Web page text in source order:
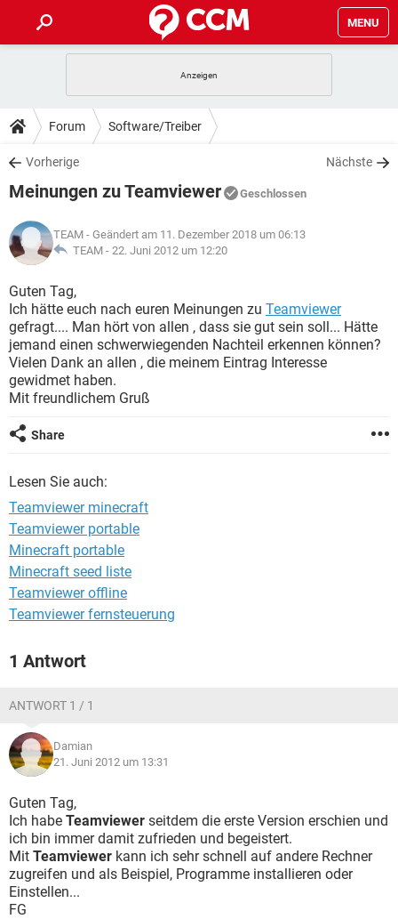
MENU
ANDROID IOS
WINDOWS 10
WHATSAPP TIKTOK
FACEBOOK
TIPPS & TRICKS
SPIELE
WHATSAPP TIKTOK
FACEBOOK
DOWNLOADS
SPIELE STREAMING
ANDROID
WINDOWS 10 INSTAGRAM
WHATSAPP
FACEBOOK HARDWARE
SPIELE STREAMING
ANDROID
WINDOWS 10
WHATSAPP TIKTOK
FACEBOOK HARDWARE
LEXIKON
SPIELE
ANDROID IOS
WINDOWS 10 INSTAGRAM
WHATSAPP
FACEBOOK
Forum Software/Treiber
Vorherige Nächste
Meinungen zu Teamviewer Geschlossen
TEAM - Geändert am 11. Dezember 2018 um 06:13
TEAM - 22. Juni 2012 um 12:20
Guten Tag,
Ich hätte euch nach euren Meinungen zu Teamviewer
gefragt.... Man hört von allen , dass sie gut sein soll... Hätte
jemand einen schwerwiegenden Nachteil erkennen können?
Vielen Dank an allen , die meinem Eintrag Interesse
gewidmet haben.
Mit freundlichem Gruß
Share
Lesen Sie auch:
Teamviewer minecraft
Teamviewer portable
Minecraft portable
Minecraft seed liste
Teamviewer offline
Teamviewer fernsteuerung
1 Antwort
ANTWORT 1 / 1
Damian
21. Juni 2012 um 13:31
Guten Tag,
Ich habe Teamviewer seitdem die erste Version erschien und
ich bin immer damit zufrieden und begeistert.
Mit Teamviewer kann ich sehr schnell auf andere Rechner
zugreifen und als Beispiel, Programme installieren oder
Einstellen...
FG